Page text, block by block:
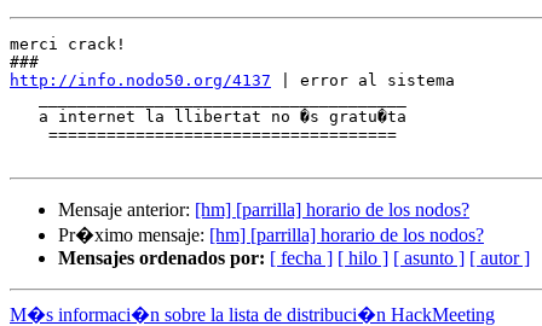
merci crack!
http://info.nodo50.org/4137 | error al sistema
   a internet la llibertat no �s gratu�ta
    ====================================
Mensaje anterior: [hm] [parrilla] horario de los nodos?
Pr�ximo mensaje: [hm] [parrilla] horario de los nodos?
Mensajes ordenados por: [ fecha ] [ hilo ] [ asunto ] [ autor ]
M�s informaci�n sobre la lista de distribuci�n HackMeeting